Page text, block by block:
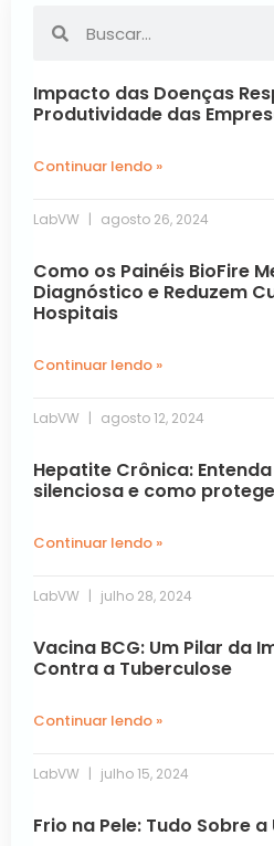
Impacto das Doenças
Produtividade das
Continuar lendo »
LabVW agosto 26, 2024
Como os Painéis BioFire
Diagnóstico e Reduzem
Hospitais
Continuar lendo »
LabVW agosto 12, 2024
Hepatite Crônica:
silenciosa e como
Continuar lendo »
LabVW julho 28, 2024
Vacina BCG: Um Pilar da
Contra a Tuberculose
Continuar lendo »
LabVW julho 15, 2024
Frio na Pele: Tudo Sobre